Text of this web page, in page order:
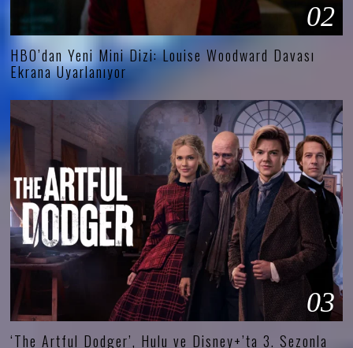
02
HBO’dan Yeni Mini Dizi: Louise Woodward Davası
Ekrana Uyarlanıyor
03
‘The Artful Dodger’, Hulu ve Disney+’ta 3. Sezonla